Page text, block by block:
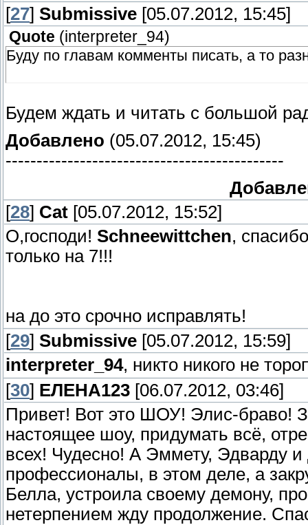
[27] Submissive [05.07.2012, 15:45]
Quote (interpreter_94)
Буду по главам комменты писать, а то
Будем ждать и читать с большой
Добавлено (05.07.2012, 15:45)
---------------------------------------------
[28] Сat [05.07.2012, 15:52]
О,господи! Schneewittchen,
только на 7!!!
на до это срочно исправлять!
[29] Submissive [05.07.2012, 15:59]
interpreter_94, никто никого не
[30] ЕЛЕНА123 [06.07.2012, 03:46]
Привет! Вот это ШОУ! Элис-браво!
настоящее шоу, придумать всё,
всех! Чудесно! А Эммету, Эдварду
профессионалы, в этом деле, а
Белла, устроила своему демону,
нетерпением жду продолжение.